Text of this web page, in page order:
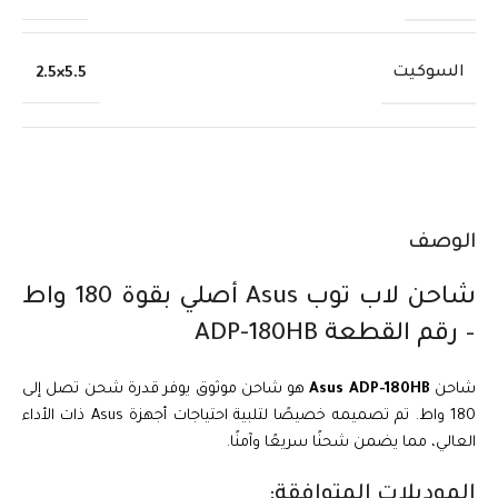
الوصف
شاحن لاب توب Asus أصلي بقوة 180 واط
– رقم القطعة ADP-180HB
شاحن Asus ADP-180HBهو شاحن موثوق يوفر قدرة شحن تصل إلى
180 واط. تم تصميمه خصيصًا لتلبية احتياجات أجهزة Asus ذات الأداء
العالي، مما يضمن شحنًا سريعًا وآمنًا.
السوكيت 5.5×2.5